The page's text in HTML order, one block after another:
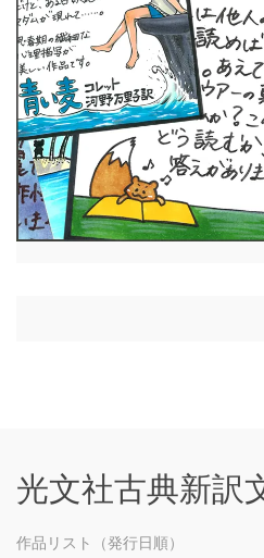
光文社古典新訳
作品リスト（発行日順）